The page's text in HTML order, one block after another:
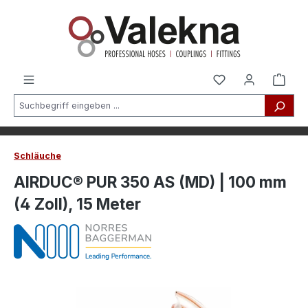
Schläuche
AIRDUC® PUR 350 AS (MD) | 100 mm
(4 Zoll), 15 Meter